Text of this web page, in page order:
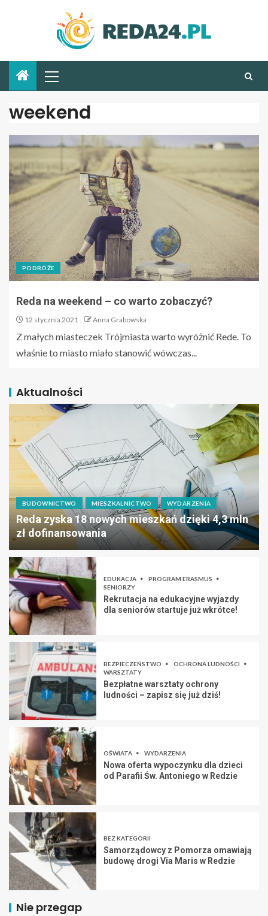
weekend
PODRÓŻE
Reda na weekend – co warto zobaczyć?
12 stycznia 2021 Anna Grabowska
Z małych miasteczek Trójmiasta warto wyróżnić Rede. To
właśnie to miasto miało stanowić wówczas...
Aktualności
BUDOWNICTWO MIESZKALNICTWO WYDARZENIA
Reda zyska 18 nowych mieszkań dzięki 4,3 mln
zł dofinansowania
EDUKACJA
PROGRAM ERASMUS
SENIORZY
Rekrutacja na edukacyjne wyjazdy
dla seniorów startuje już wkrótce!
BEZPIECZEŃSTWO
OCHRONA LUDNOŚCI
WARSZTATY
Bezpłatne warsztaty ochrony
ludności – zapisz się już dziś!
OŚWIATA WYDARZENIA
Nowa oferta wypoczynku dla dzieci
od Parafii Św. Antoniego w Redzie
BEZ KATEGORII
Samorządowcy z Pomorza omawiają
budowę drogi Via Maris w Redzie
Nie przegap